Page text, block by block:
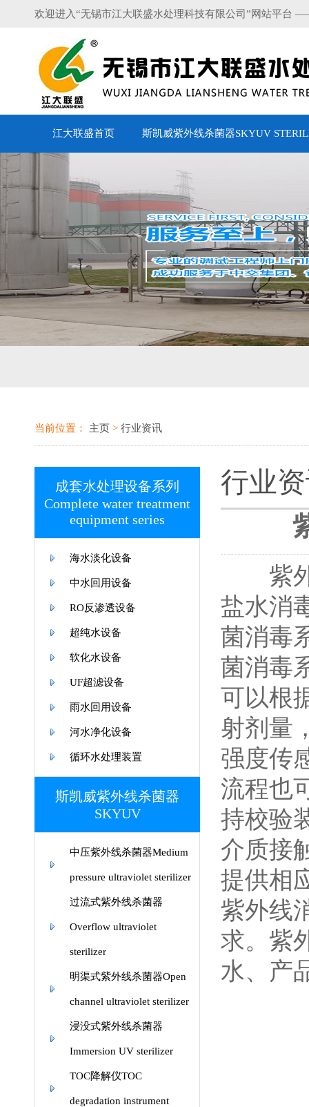
欢迎进入“无锡市江大联盛水处理科技有限公司”网站平台
江大联盛首页 斯凯威紫外线杀菌器SKYUV
当前位置： 主页 > 行业资讯
成套水处理设备系列
Complete water treatment
equipment series
海水淡化设备
中水回用设备
RO反渗透设备
超纯水设备
软化水设备
UF超滤设备
雨水回用设备
河水净化设备
循环水处理装置
斯凯威紫外线杀菌器
SKYUV
中压紫外线杀菌器Medium
pressure ultraviolet sterilizer
过流式紫外线杀菌器
Overflow ultraviolet
sterilizer
明渠式紫外线杀菌器Open
channel ultraviolet sterilizer
浸没式紫外线杀菌器
Immersion UV sterilizer
TOC降解仪TOC
degradation instrument
行业
紫外
盐水消
菌消毒
菌消毒
可以根
射剂量
强度传
流程也
持校验
介质接
提供相
紫外线
求。紫
水、产